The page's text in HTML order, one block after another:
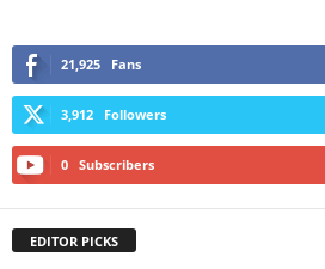
21,925 Fans
3,912 Followers
0 Subscribers
EDITOR PICKS